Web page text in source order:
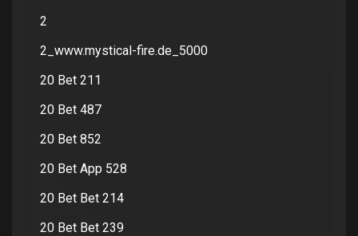
2
2_www.mystical-fire.de_5000
20 Bet 211
20 Bet 487
20 Bet 852
20 Bet App 528
20 Bet Bet 214
20 Bet Bet 239